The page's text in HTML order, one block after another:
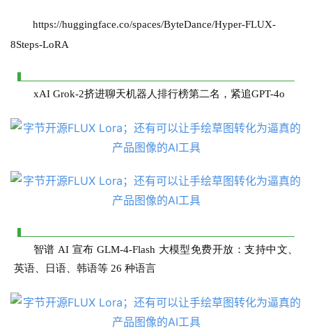
应
业
文
教
模
登录 注册
https://huggingface.co/spaces/ByteDance/Hyper-FLUX-
8Steps-LoRA
xAI Grok-2挤进聊天机器人排行榜第二名，紧追GPT-4o
智谱 AI 宣布 GLM-4-Flash 大模型免费开放：支持中文、
英语、日语、韩语等 26 种语言